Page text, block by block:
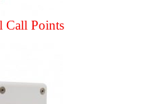
Call Points